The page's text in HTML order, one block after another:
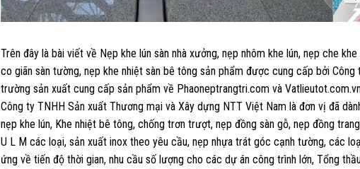
Trên đây là bài viết về Nẹp khe lún sàn nhà xưởng, nẹp nhôm khe lún, nẹp che
co giãn sàn tường, nẹp khe nhiệt sàn bê tông sản phẩm được cung cấp bởi
trường sản xuất cung cấp sản phẩm về Phaoneptrangtri.com và
Công ty TNHH Sản xuất Thương mại và Xây dựng NTT Việt Nam là đơn vị đã
nẹp khe lún, Khe nhiệt bê tông, chống trơn trượt, nẹp đồng sàn gỗ, nẹp đồng
U L M các loại, sản xuất inox theo yêu cầu, nẹp nhựa trát góc cạnh tường, các
ứng về tiến độ thời gian, nhu cầu số lượng cho các dự án công trình lớn, Tổng